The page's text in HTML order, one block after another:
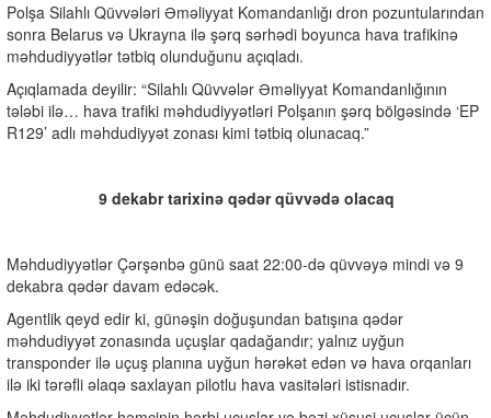
Polşa Silahlı Qüvvələri Əməliyyat Komandanlığı dron pozuntularından
sonra Belarus və Ukrayna ilə şərq sərhədi boyunca hava trafikinə
məhdudiyyətlər tətbiq olunduğunu açıqladı.
Açıqlamada deyilir: “Silahlı Qüvvələr Əməliyyat Komandanlığının
tələbi ilə… hava trafiki məhdudiyyətləri Polşanın şərq bölgəsində ‘EP
R129’ adlı məhdudiyyət zonası kimi tətbiq olunacaq.”
9 dekabr tarixinə qədər qüvvədə olacaq
Məhdudiyyətlər Çərşənbə günü saat 22:00-də qüvvəyə mindi və 9
dekabra qədər davam edəcək.
Agentlik qeyd edir ki, günəşin doğuşundan batışına qədər
məhdudiyyət zonasında uçuşlar qadağandır; yalnız uyğun
transponder ilə uçuş planına uyğun hərəkət edən və hava orqanları
ilə iki tərəfli əlaqə saxlayan pilotlu hava vasitələri istisnadır.